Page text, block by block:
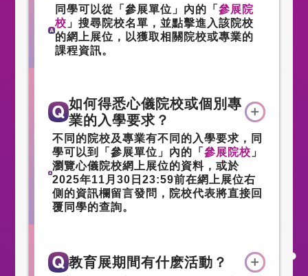
同學可以從「參展單位」內的「參展院
校 」搜尋院校名單，並點擊進入該院校
的網上展位，以獲取相關院校或專業的
課程資訊。
如何得悉心儀院校或個別專
業的入學要求？
不同的院校及專業有不同的入學要求，同
學可以到「參展單位」內的「參展院校 」
瀏覽心儀院校網上展位的資料，或於
2025年11月30日23:59前在網上展位右
側的資訊欄留言發問，院校代表將直接回
覆同學的查詢。
教育展期間有什麽活動？